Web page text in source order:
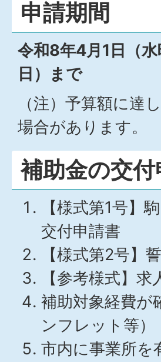
申請期間
令和8年4月1日（
日）まで
（注）予算額に達
場合があります。
補助金の交
【様式第1号】
交付申請書
【様式第2号】
【参考様式】
補助対象経費が
ンフレット等）
市内に事業所を